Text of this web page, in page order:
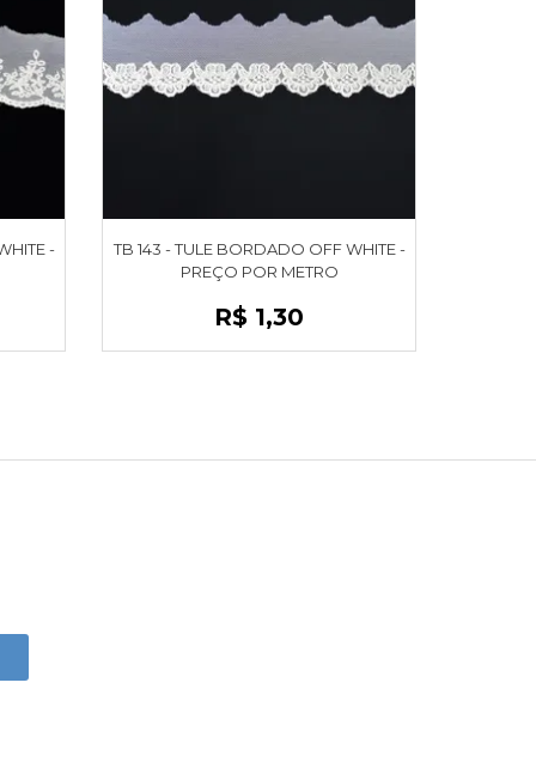
-
TB 143 - TULE BORDADO OFF WHITE -
PREÇO POR METRO
R$ 1,30